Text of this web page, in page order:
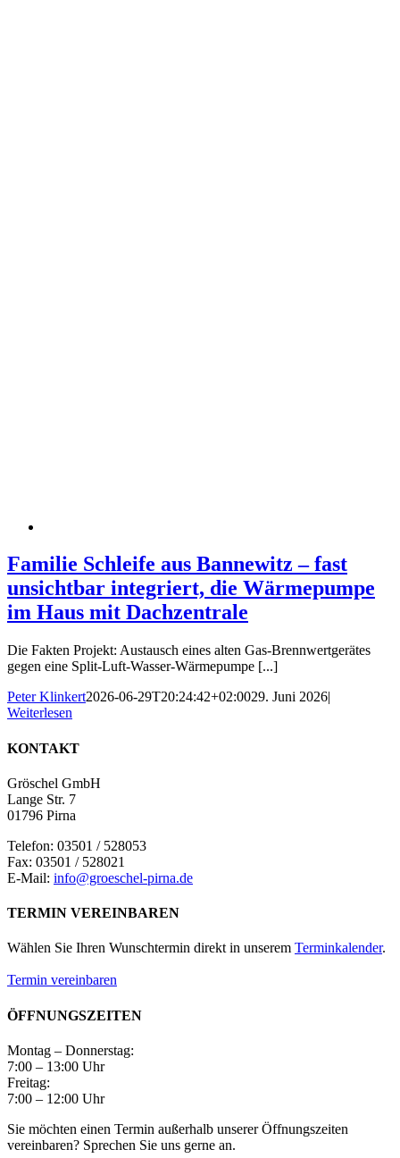
Familie Schleife aus Bannewitz – fast
unsichtbar integriert, die Wärmepumpe
im Haus mit Dachzentrale
Die Fakten Projekt: Austausch eines alten Gas-Brennwertgerätes
gegen eine Split-Luft-Wasser-Wärmepumpe [...]
Peter Klinkert2026-06-29T20:24:42+02:0029. Juni 2026|
Weiterlesen
KONTAKT
Gröschel GmbH
Lange Str. 7
01796 Pirna
Telefon: 03501 / 528053
Fax: 03501 / 528021
E-Mail: info@groeschel-pirna.de
TERMIN VEREINBAREN
Wählen Sie Ihren Wunschtermin direkt in unserem Terminkalender.
Termin vereinbaren
ÖFFNUNGSZEITEN
Montag – Donnerstag:
7:00 – 13:00 Uhr
Freitag:
7:00 – 12:00 Uhr
Sie möchten einen Termin außerhalb unserer Öffnungszeiten
vereinbaren? Sprechen Sie uns gerne an.